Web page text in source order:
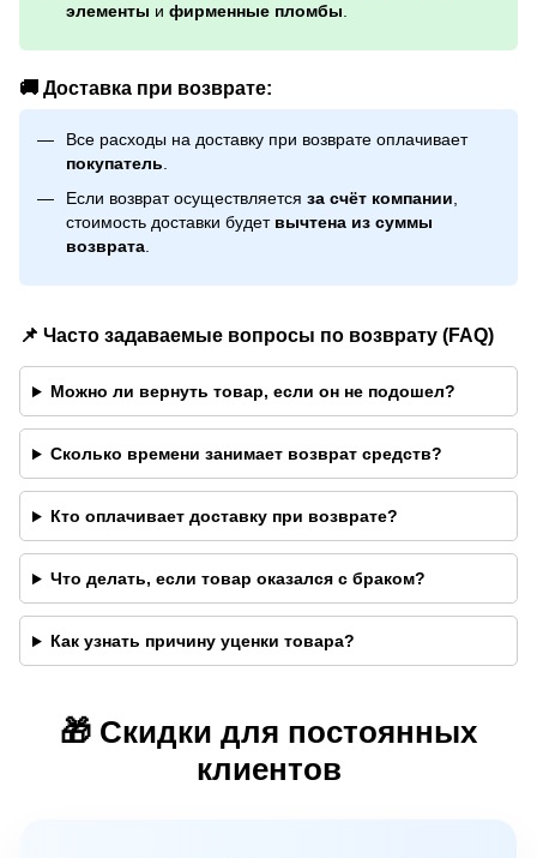
элементы и фирменные пломбы
🚚 Доставка при возврате:
Все расходы на доставку при возврате оплачивает
покупатель.
Если возврат осуществляется за счёт компании
стоимость доставки будет вычтена из суммы
возврата
📌 Часто задаваемые вопросы по возврату (FAQ)
Можно ли вернуть товар, если он не подошел?
Сколько времени занимает возврат средств?
Кто оплачивает доставку при возврате?
Что делать, если товар оказался с браком?
Как узнать причину уценки товара?
🎁 Скидки для постоянных
клиентов